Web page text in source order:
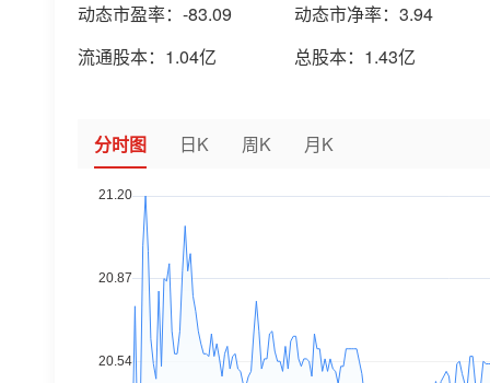
动态市盈率： -83.09 动态市净率： 3.94
流通股本： 1.04亿 总股本： 1.43亿
分时图 日K 周K 月K